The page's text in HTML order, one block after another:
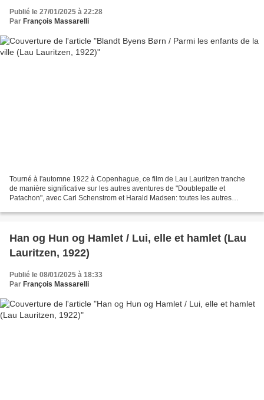
Publié le 27/01/2025 à 22:28
Par François Massarelli
Tourné à l'automne 1922 à Copenhague, ce film de Lau Lauritzen tranche
de manière significative sur les autres aventures de "Doublepatte et
Patachon", avec Carl Schenstrom et Harald Madsen: toutes les autres
Han og Hun og Hamlet / Lui, elle et hamlet (Lau
Lauritzen, 1922)
Publié le 08/01/2025 à 18:33
Par François Massarelli